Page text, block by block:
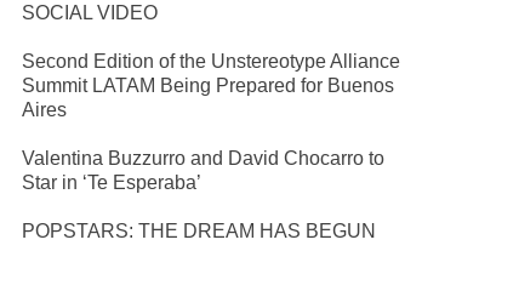
SOCIAL VIDEO
Second Edition of the Unstereotype Alliance
Summit LATAM Being Prepared for Buenos
Aires
Valentina Buzzurro and David Chocarro to
Star in ‘Te Esperaba’
POPSTARS: THE DREAM HAS BEGUN